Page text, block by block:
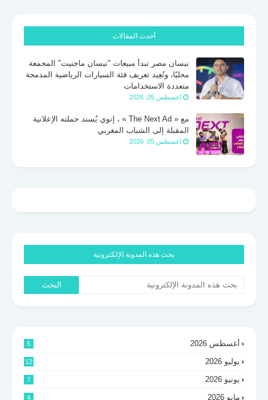
أحدث المقالات
نيسان مصر تبدأ مبيعات "نيسان ماجنيت" المجمعة
محليًا، وتُعِيد تعريف فئة السيارات الرياضية المدمجة
متعددة الاستخدامات
اغسطس 05, 2026
مع « The Next Ad » ، إنوي يُسند حملته الإعلانية
المقبلة إلى الشباب المغربي
اغسطس 05, 2026
بحث هذه المدونة الإلكترونية
أغسطس 2026 5
يوليو 2026 12
يونيو 2026 7
مايو 2026 4